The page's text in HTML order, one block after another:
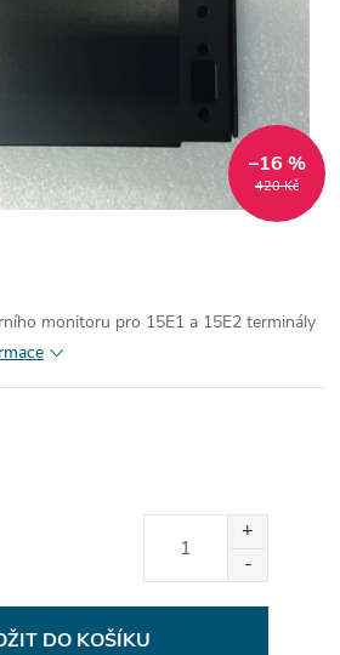
420 Kč
–16 %
monitoru pro 15E1 a 15E2 terminály
DO KOŠÍKU